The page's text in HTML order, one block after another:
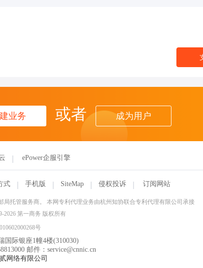
业务 或者 成为用户
ePower企服引擎
式 手机版 SiteMap 侵权投诉 订阅网站
托管服务商。 本网专利代理业务由杭州知协联合专利代理有限公司承接
2026 第一商务 版权所有
号
国际银座1幢4楼(310030)
邮件：service@cnnic.cn
网络有限公司